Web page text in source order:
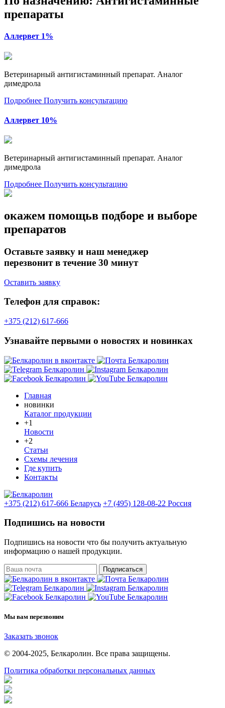
препараты
Аллервет 1%
Ветеринарный антигистаминный препарат. Аналог
димедрола
Подробнее Получить консультацию
Аллервет 10%
Ветеринарный антигистаминный препарат. Аналог
димедрола
Подробнее Получить консультацию
окажем помощьв подборе и выборе
препаратов
Оставьте заявку и наш менеджер
перезвонит в течение 30 минут
Оставить заявку
Телефон для справок:
+375 (212) 617-666
Узнавайте первыми о новостях и новинках
Главная
новинки
Каталог продукции
+1
Новости
+2
Статьи
Схемы лечения
Где купить
Контакты
+375 (212) 617-666 Беларусь +7 (495) 128-08-22 Россия
Подпишись на новости
Подпишись на новости что бы получить актуальную
информацию о нашей продукции.
Подписаться
Мы вам перезвоним
Заказать звонок
© 2004-2025, Белкаролин. Все права защищены.
Политика обработки персональных данных